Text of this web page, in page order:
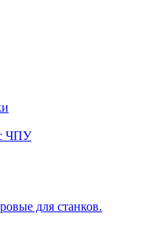
ЧПУ
для станков.